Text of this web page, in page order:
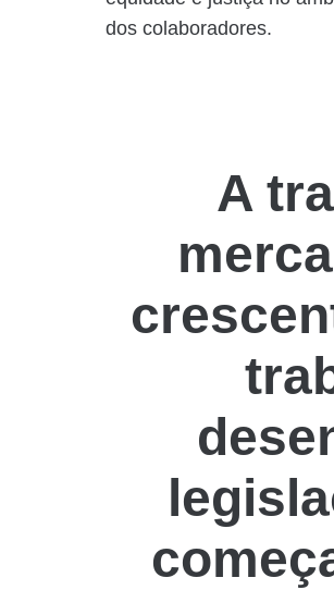
dos colaboradores.
A